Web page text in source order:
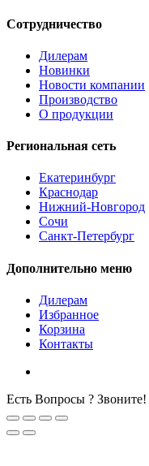
Сотрудничество
Дилерам
Новинки
Новости компании
Производство
О продукции
Региональная сеть
Екатеринбург
Краснодар
Нижний-Новгород
Сочи
Санкт-Петербург
Дополнительно меню
Дилерам
Избранное
Корзина
Контакты
Есть Вопросы ? Звоните!